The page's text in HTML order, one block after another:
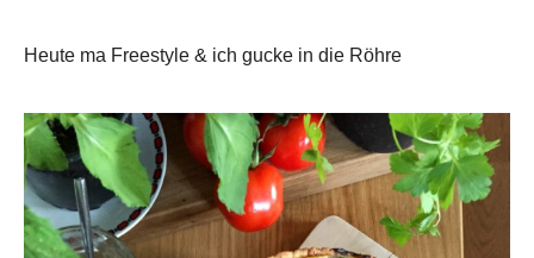
Heute ma Freestyle & ich gucke in die Röhre